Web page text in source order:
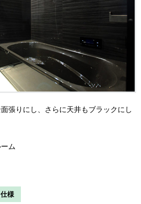
張りにし、さらに天井もブラックにし
ム
様